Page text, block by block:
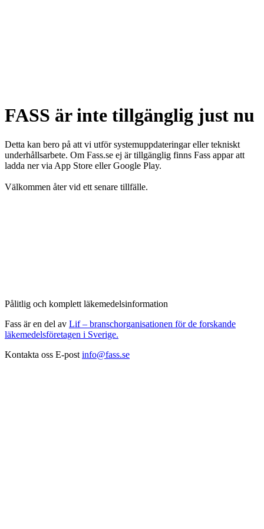
FASS är inte tillgänglig just nu
Detta kan bero på att vi utför systemuppdateringar eller tekniskt
underhållsarbete. Om Fass.se ej är tillgänglig finns Fass appar att
ladda ner via App Store eller Google Play.
Välkommen åter vid ett senare tillfälle.
Pålitlig och komplett läkemedelsinformation
Fass är en del av Lif – branschorganisationen för de forskande
läkemedelsföretagen i Sverige.
Kontakta oss E-post info@fass.se